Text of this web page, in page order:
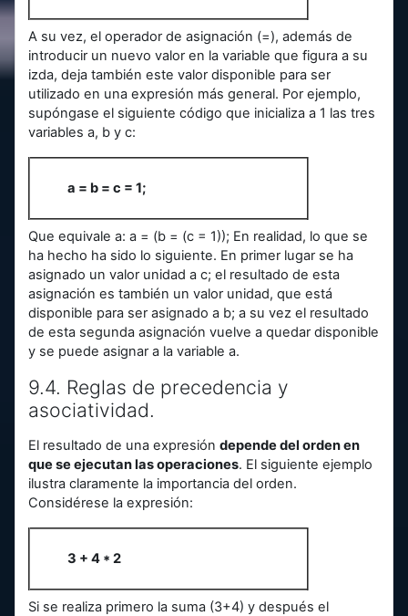
A su vez, el operador de asignación (=), además de
introducir un nuevo valor en la variable que figura a su
izda, deja también este valor disponible para ser
utilizado en una expresión más general. Por ejemplo,
supóngase el siguiente código que inicializa a 1 las tres
variables a, b y c:
a = b = c = 1;
Que equivale a: a = (b = (c = 1)); En realidad, lo que se
ha hecho ha sido lo siguiente. En primer lugar se ha
asignado un valor unidad a c; el resultado de esta
asignación es también un valor unidad, que está
disponible para ser asignado a b; a su vez el resultado
de esta segunda asignación vuelve a quedar disponible
y se puede asignar a la variable a.
9.4. Reglas de precedencia y
asociatividad.
El resultado de una expresión depende del orden en
que se ejecutan las operaciones. El siguiente ejemplo
ilustra claramente la importancia del orden.
Considérese la expresión:
3 + 4 * 2
Si se realiza primero la suma (3+4) y después el